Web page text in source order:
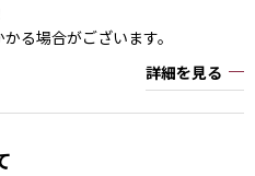
る場合がございます。
詳細を見る